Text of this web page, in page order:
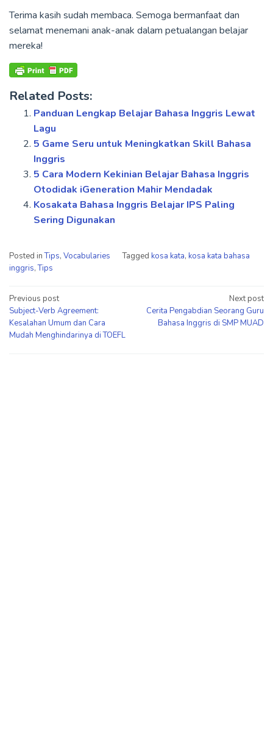
Terima kasih sudah membaca. Semoga bermanfaat dan
selamat menemani anak-anak dalam petualangan belajar
mereka!
Related Posts:
Panduan Lengkap Belajar Bahasa Inggris Lewat
Lagu
5 Game Seru untuk Meningkatkan Skill Bahasa
Inggris
5 Cara Modern Kekinian Belajar Bahasa Inggris
Otodidak iGeneration Mahir Mendadak
Kosakata Bahasa Inggris Belajar IPS Paling
Sering Digunakan
Posted inTips, Vocabularies Tagged kosa kata, kosa kata bahasa
inggris,Tips
Post
navigation
Previous post
Subject-Verb Agreement:
Kesalahan Umum dan Cara
Mudah Menghindarinya di TOEFL
Next post
Cerita Pengabdian Seorang Guru
Bahasa Inggris di SMP MUAD